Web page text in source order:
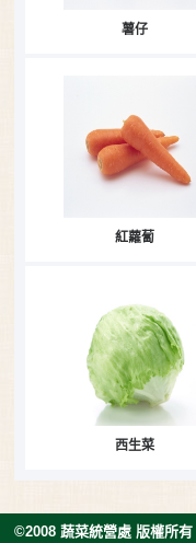
薯仔
紅蘿蔔
西生菜
©2008 蔬菜統營處 版權所